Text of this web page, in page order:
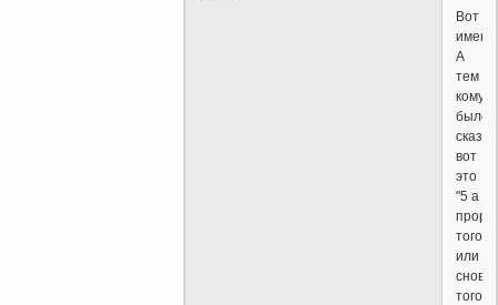
Вот
А
тем
кому
было
вот
это
"5 а
того
или
того